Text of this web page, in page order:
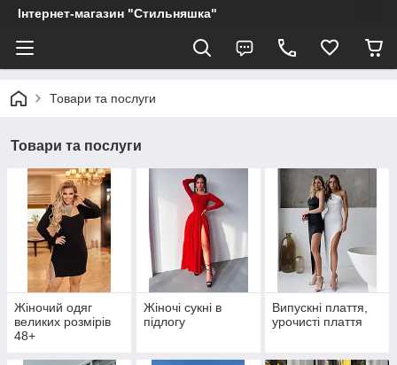
Інтернет-магазин "Стильняшка"
Товари та послуги
Товари та послуги
Жіночий одяг
великих розмірів
48+
Жіночі сукні в
підлогу
Випускні плаття,
урочисті плаття